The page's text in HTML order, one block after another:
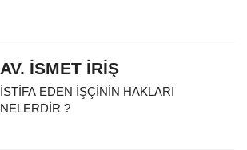
AV. İSMET İRİŞ
İSTİFA EDEN İŞÇİNİN HAKLARI
NELERDİR ?